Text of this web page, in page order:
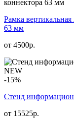
Рамка
63 мм
от 4500р.
NEW
-15%
Стенд
от 15525р.